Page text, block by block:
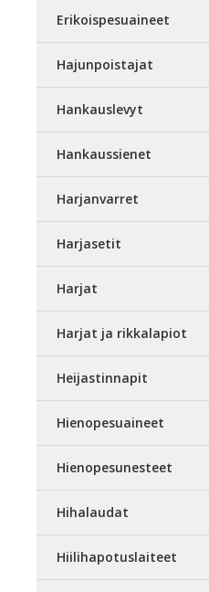
Erikoispesuaineet
Hajunpoistajat
Hankauslevyt
Hankaussienet
Harjanvarret
Harjasetit
Harjat
Harjat ja rikkalapiot
Heijastinnapit
Hienopesuaineet
Hienopesunesteet
Hihalaudat
Hiilihapotuslaiteet